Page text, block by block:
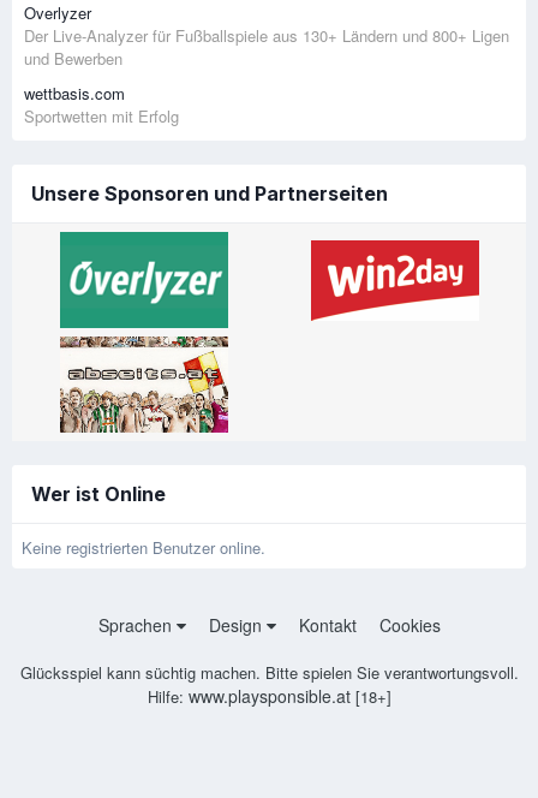
Overlyzer
Der Live-Analyzer für Fußballspiele aus 130+ Ländern und 800+ Ligen
und Bewerben
wettbasis.com
Sportwetten mit Erfolg
Unsere Sponsoren und Partnerseiten
Wer ist Online
Keine registrierten Benutzer online.
Sprachen Design Kontakt Cookies
Glücksspiel kann süchtig machen. Bitte spielen Sie verantwortungsvoll.
Hilfe: www.playsponsible.at[18+]